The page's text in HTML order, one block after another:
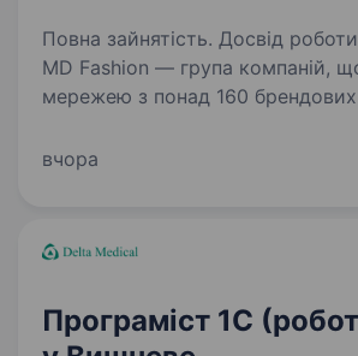
Повна зайнятість. Досвід
MD Fashion — група компаній,
мережею з понад 160 брендових
та представляє світові бренди
вчора
Програміст 1C